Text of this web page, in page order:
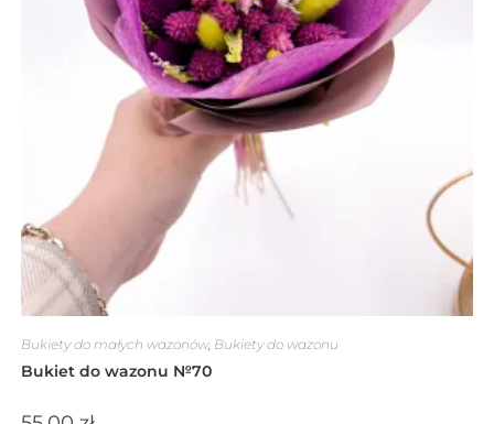
Bukiety do małych wazonów, Bukiety do wazonu
Bukiet do wazonu №70